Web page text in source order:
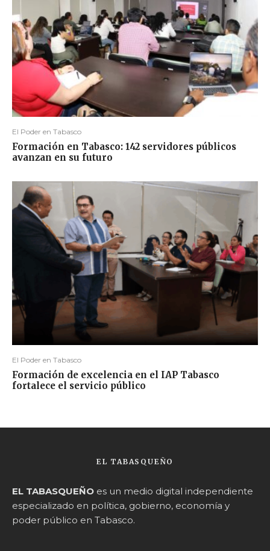
El Poder en Tabasco
Formación en Tabasco: 142 servidores públicos
avanzan en su futuro
El Poder en Tabasco
Formación de excelencia en el IAP Tabasco
fortalece el servicio público
EL TABASQUEÑO
EL TABASQUEÑO es un medio digital independiente
especializado en política, gobierno, economía y
poder público en Tabasco.